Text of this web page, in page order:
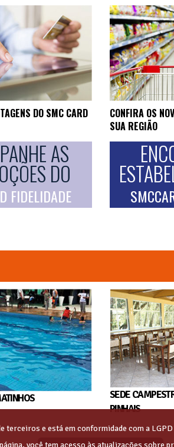
DO SMC CARD
AS
DO
FIDELIDADE
CONFIRA OS
SUA REGIÃO
SEDE
PINHAIS
terceiros e está em conformidade com a
você tem acesso às atualizações sobre